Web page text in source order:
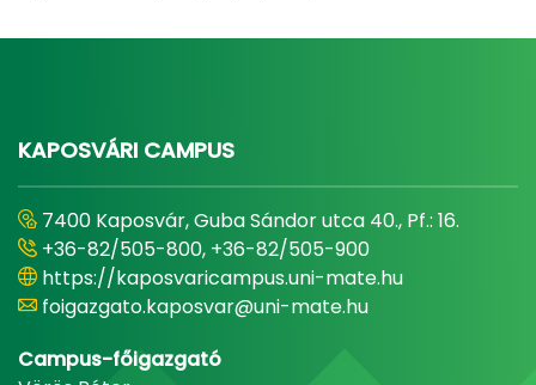
KAPOSVÁRI CAMPUS
7400 Kaposvár, Guba Sándor utca 40., Pf.: 16.
+36-82/505-800, +36-82/505-900
https://kaposvaricampus.uni-mate.hu
foigazgato.kaposvar@uni-mate.hu
Campus-főigazgató